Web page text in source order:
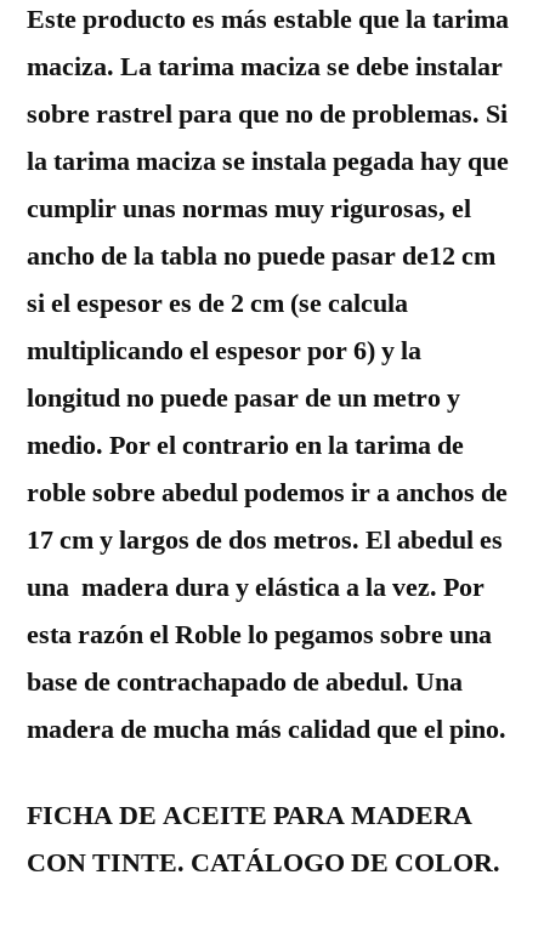
Este producto es más estable que la tarima
maciza. La tarima maciza se debe instalar
sobre rastrel para que no de problemas. Si
la tarima maciza se instala pegada hay que
cumplir unas normas muy rigurosas, el
ancho de la tabla no puede pasar de12 cm
si el espesor es de 2 cm (se calcula
multiplicando el espesor por 6) y la
longitud no puede pasar de un metro y
medio. Por el contrario en la tarima de
roble sobre abedul podemos ir a anchos de
17 cm y largos de dos metros. El abedul es
una madera dura y elástica a la vez. Por
esta razón el Roble lo pegamos sobre una
base de contrachapado de abedul. Una
madera de mucha más calidad que el pino.
FICHA DE ACEITE PARA MADERA
CON TINTE. CATÁLOGO DE COLOR.